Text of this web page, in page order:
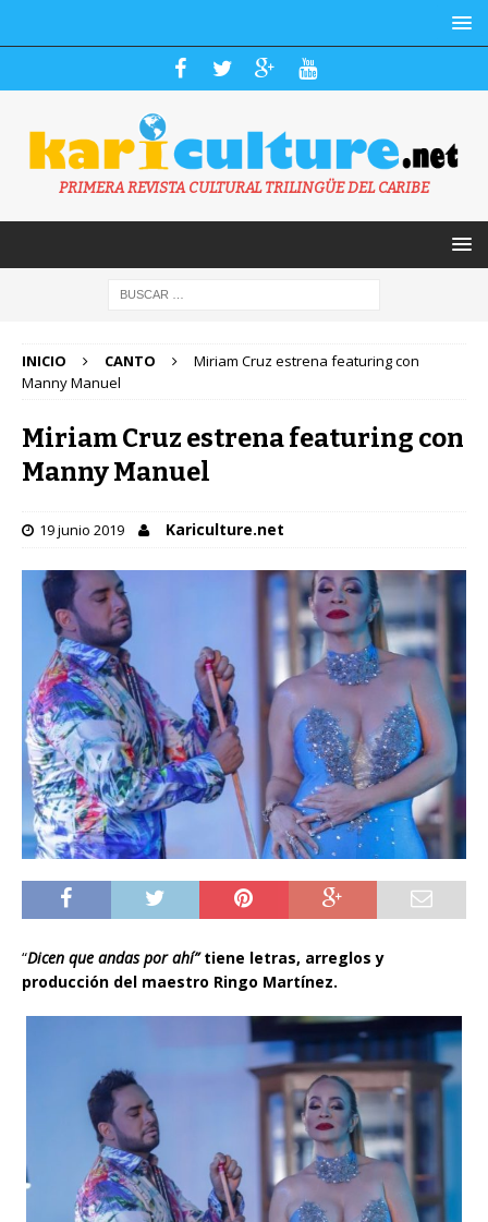
PRIMERA REVISTA CULTURAL TRILINGÜE DEL CARIBE
INICIO CANTO
Miriam Cruz estrena featuring con
Manny Manuel
Miriam Cruz estrena featuring con
Manny Manuel
19 junio 2019 Kariculture.net
“Dicen que andas por ahí”tiene letras, arreglos y
producción del maestro Ringo Martínez.